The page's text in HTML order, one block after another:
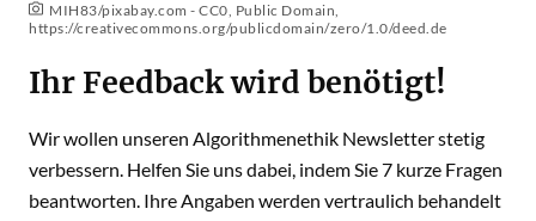
MIH83/pixabay.com - CC0, Public Domain,
https://creativecommons.org/publicdomain/zero/1.0/deed.de
Ihr Feedback wird benötigt!
Wir wollen unseren Algorithmenethik Newsletter stetig
verbessern. Helfen Sie uns dabei, indem Sie 7 kurze Fragen
beantworten. Ihre Angaben werden vertraulich behandelt